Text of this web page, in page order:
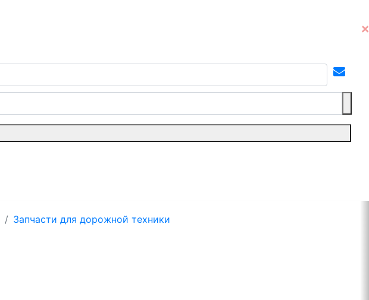
Запчасти для дорожной техники